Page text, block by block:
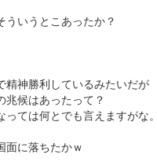
ういうとこあったか？
精神勝利しているみたいだが
兆候はあったって？
っては何とでも言えますがな。
面に落ちたかｗ